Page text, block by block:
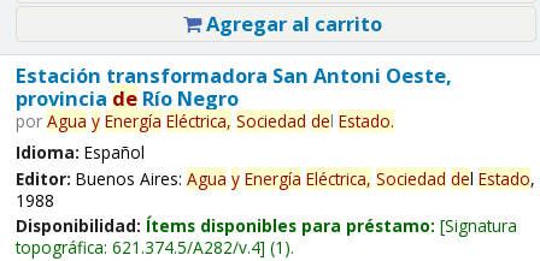
Agregar al carrito
Estación transformadora San Antoni Oeste,
provincia deRío Negro
por Agua y Energía Eléctrica, Sociedad del Estado.
Idioma: Español
Editor: Buenos Aires: Agua y Energía Eléctrica, Sociedad del Estado,
1988
Disponibilidad: Ítems disponibles para préstamo: Signatura
topográfica: 621.374.5/A282/v.4 (1).